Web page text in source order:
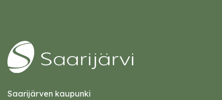
Saarijärven kaupunki